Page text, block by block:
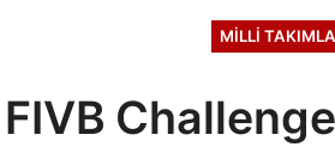
MILLI
FIVB